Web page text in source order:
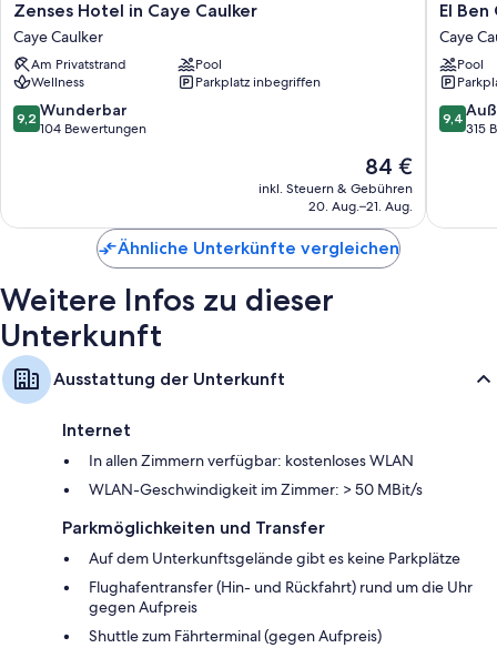
Alle individuell eingerichteten Zimmer bieten Annehmlichkeiten wie
hochwertige Bettwaren und eine Klimaanlage sowie Aufmerksamkeiten
wie kostenloses WLAN und Safes. In den Kommentaren der Reisenden
werden die sauberen Zimmer der Unterkunft besonders gelobt.
Andere Ausstattungsmerkmale und Services sind zum Beispiel:
Badezimmer mit Regenduschen und Designer-Toilettenartikeln
Kleiderschränke, Kühlschränke und Gefrierschränke
Zenses
Hotel
in
Caye
Caulker
Caye
Caulker
Zenses Hotel in Caye Caulker
Caye Caulker
Am Privatstrand
Pool
Wellness
Parkplatz inbegriffen
9.2
von
9,2 Wunderbar
104 Bewertungen
Der
Preis
beträgt
84 €
inkl. Steuern & Gebühren
20. Aug.–21. Aug.
El
Ben
Cabañas
Caye
Caulker
El Ben
Caye
Pool
9.4
von
9,4
315
Ähnliche Unterkünfte vergleichen
Weitere Infos zu dieser
Unterkunft
Ausstattung der Unterkunft
Internet
In allen Zimmern verfügbar: kostenloses WLAN
WLAN-Geschwindigkeit im Zimmer: > 50 MBit/s
Parkmöglichkeiten und Transfer
Auf dem Unterkunftsgelände gibt es keine Parkplätze
Flughafentransfer (Hin- und Rückfahrt) rund um die Uhr
gegen Aufpreis
Shuttle zum Fährterminal (gegen Aufpreis)